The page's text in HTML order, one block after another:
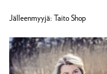
118,80 €
Jälleenmyyjä: Taito Shop